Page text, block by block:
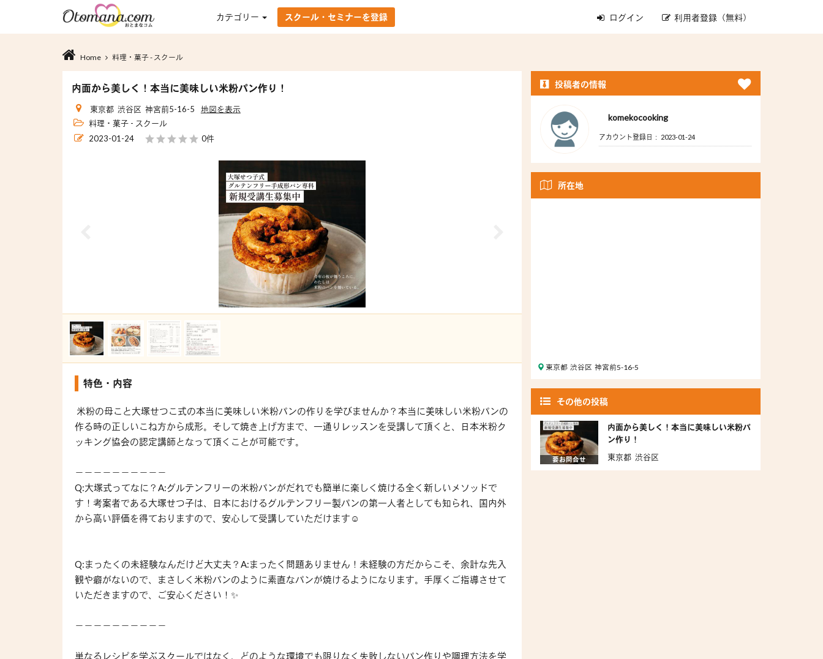
カテゴリー スクール・セミナーを登録 ログイン 利用者登録（無料）
Home 料理・菓子 - スクール
内面から美しく！本当に美味しい米粉パン作り！
東京都 渋谷区 神宮前5-16-5
地図を表示
料理・菓子 - スクール
2023-01-24
0件
特色・内容
米粉の母こと大塚せつこ式の本当に美味しい米粉パンの作りを学びませんか？本当に美味しい米粉パンの
作る時の正しいこね方から成形。そして焼き上げ方まで、一通りレッスンを受講して頂くと、日本米粉ク
ッキング協会の認定講師となって頂くことが可能です。
－－－－－－－－－－
Q:大塚式ってなに？A:グルテンフリーの米粉パンがだれでも簡単に楽しく焼ける全く新しいメソッドで
す！考案者である大塚せつ子は、日本におけるグルテンフリー製パンの第一人者としても知られ、国内外
から高い評価を得ておりますので、安心して受講していただけます☺️
Q:まったくの未経験なんだけど大丈夫？A:まったく問題ありません！未経験の方だからこそ、余計な先入
観や癖がないので、まさしく米粉パンのように素直なパンが焼けるようになります。手厚くご指導させて
いただきますので、ご安心ください！✨
－－－－－－－－－－
単なるレシピを学ぶスクールではなく、どのような環境でも限りなく失敗しないパン作りや調理方法を学
投稿者の情報
komekocooking
アカウント登録日： 2023-01-24
所在地
東京都 渋谷区 神宮前5-16-5
その他の投稿
要お問合せ
内面から美しく！本当に美味しい米粉パ
ン作り！
東京都 渋谷区